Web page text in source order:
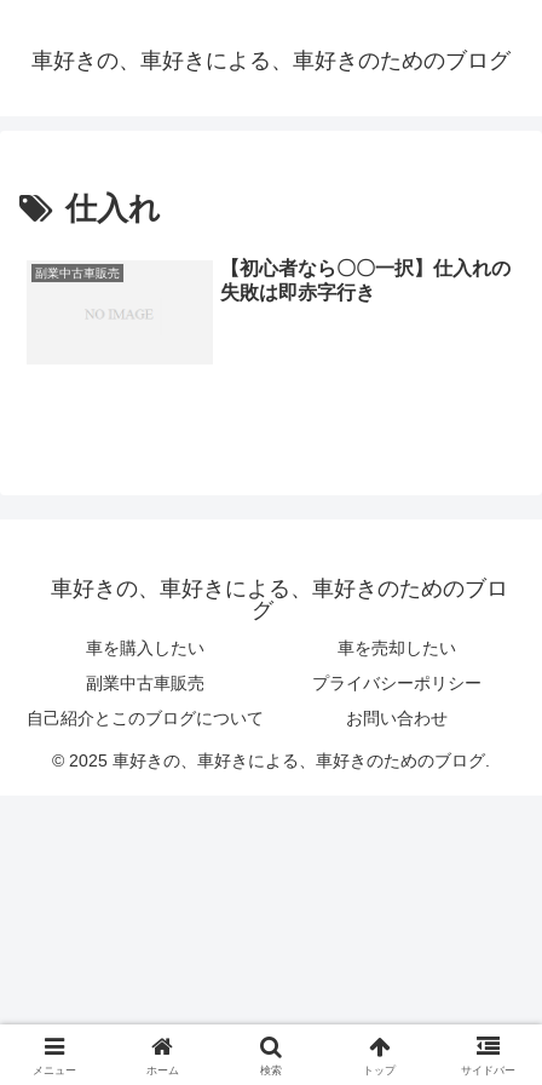
車好きの、車好きによる、車好きのためのブログ
仕入れ
副業中古車販売
【初心者なら〇〇一択】仕入れの
失敗は即赤字行き
車好きの、車好きによる、車好きのためのブロ
グ
車を購入したい
車を売却したい
副業中古車販売
プライバシーポリシー
自己紹介とこのブログについて
お問い合わせ
© 2025 車好きの、車好きによる、車好きのためのブログ.
メニュー ホーム 検索 トップ サイドバー